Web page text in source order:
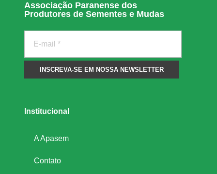
Associação Paranense dos
Produtores de Sementes e Mudas
Institucional
A Apasem
Contato